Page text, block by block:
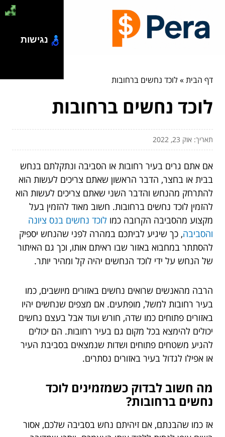
דף הבית»לוכד נחשים ברחובות
לוכד נחשים ברחובות
תאריך: אוק 23, 2022
אם אתם גרים בעיר רחובות או הסביבה ונתקלתם בנחש
בבית או בחצר, הדבר הראשון שאתם צריכים לעשות הוא
להתרחק מהנחש והדבר השני שאתם צריכים לעשות הוא
להזמין לוכד נחשים ברחובות. חשוב מאוד להזמין בעל
מקצוע מהסביבה הקרובה כמו לוכד נחשים בנס ציונה
והסביבה, כך שיגיע לביתכם במהרה לפני שהנחש יספיק
להסתתר במחבוא באזור שבו ראיתם אותו, וכך גם האיתור
של הנחש על ידי לוכד הנחשים יהיה קל ומהיר יותר.
הרבה מהאנשים שרואים נחשים באזורים מיושבים, כמו
בעיר רחובות למשל, מופתעים. אם מצפים שנחשים יהיו
באזורים פתוחים כמו שדה, חורש ועוד אבל בעצם נחשים
יכולים להימצא בכל מקום גם בעיר רחובות. הם יכולים
להגיע משטחים פתוחים ושדות שנמצאים בסביבת העיר
או אפילו לגדול בעיר באזורים נסתרים.
מה חשוב לבדוק כשמזמינים לוכד
נחשים ברחובות?
אז כמו שהבנתם, אם זיהיתם נחש בסביבה שלכם, אסור
נגישות